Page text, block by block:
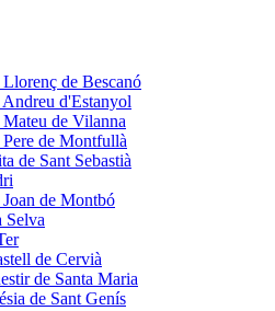
Llorenç de Bescanó
Andreu d'Estanyol
Mateu de Vilanna
Pere de Montfullà
de Sant Sebastià
Joan de Montbó
Selva
de Cervià
de Santa Maria
de Sant Genís